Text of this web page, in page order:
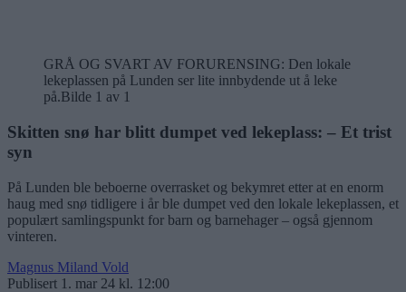
GRÅ OG SVART AV FORURENSING: Den lokale
lekeplassen på Lunden ser lite innbydende ut å leke
på.Bilde 1 av 1
Skitten snø har blitt dumpet ved lekeplass: – Et trist
syn
På Lunden ble beboerne overrasket og bekymret etter at en enorm
haug med snø tidligere i år ble dumpet ved den lokale lekeplassen, et
populært samlingspunkt for barn og barnehager – også gjennom
vinteren.
Magnus Miland Vold
Publisert 1. mar 24 kl. 12:00